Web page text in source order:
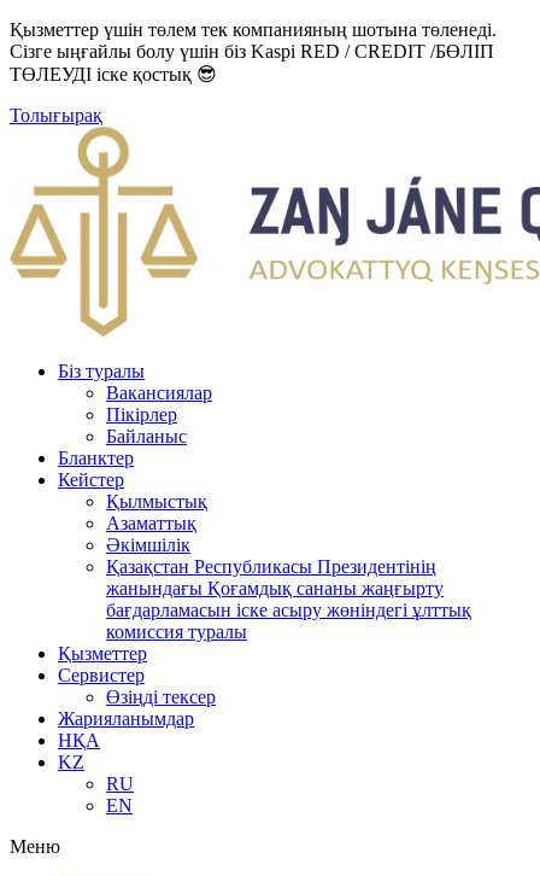
Қызметтер үшін төлем тек компанияның шотына төленеді.
Сізге ыңғайлы болу үшін біз Kaspi RED / CREDIT /БӨЛІП
ТӨЛЕУДІ іске қостық 😎
Толығырақ
Біз туралы
Вакансиялар
Пікірлер
Байланыс
Бланктер
Кейстер
Қылмыстық
Азаматтық
Әкімшілік
Қазақстан Республикасы Президентінің
жанындағы Қоғамдық сананы жаңғырту
бағдарламасын іске асыру жөніндегі ұлттық
комиссия туралы
Қызметтер
Сервистер
Өзіңді тексер
Жарияланымдар
НҚА
KZ
RU
EN
Меню